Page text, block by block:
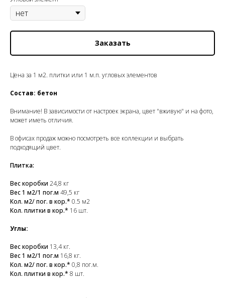
Заказать
Цена за 1 м2. плитки или 1 м.п. угловых элементов
Состав: бетон
Внимание! В зависимости от настроек экрана, цвет "вживую" и на фото,
может иметь отличия.
В офисах продаж можно посмотреть все коллекции и выбрать
подходящий цвет.
Плитка:
Вес коробки 24,8 кг
Вес 1 м2/1 пог.м 49,5 кг
Кол. м2/ пог. в кор.* 0.5 м2
Кол. плитки в кор.* 16 шт.
Углы:
Вес коробки 13,4 кг.
Вес 1 м2/1 пог.м 16,8 кг.
Кол. м2/ пог. в кор.* 0,8 пог.м.
Кол. плитки в кор.* 8 шт.